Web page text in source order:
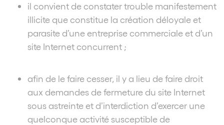
il convient de constater trouble manifestement
illicite que constitue la création déloyale et
parasite d’une entreprise commerciale et d’un
site Internet concurrent ;
afin de le faire cesser, il y a lieu de faire droit
aux demandes de fermeture du site Internet
sous astreinte et d’interdiction d’exercer une
quelconque activité susceptible de